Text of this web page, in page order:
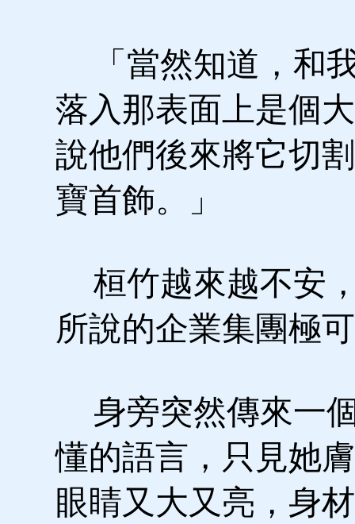
「當然知道，和
落入那表面上是個
說他們後來將它切
寶首飾。」
桓竹越來越不安
所說的企業集團極
身旁突然傳來一
懂的語言，只見她
眼睛又大又亮，身